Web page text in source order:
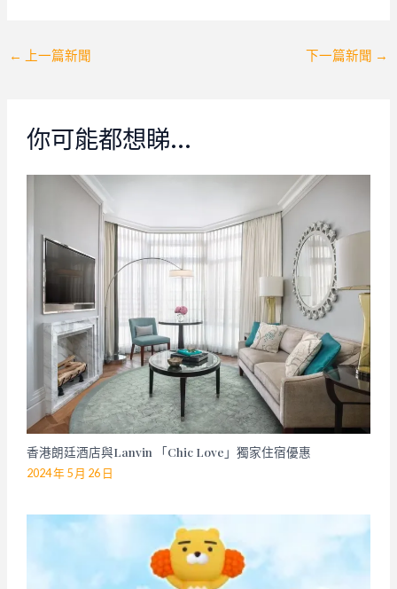
Post
← 上一篇新聞 下一篇新聞 →
你可能都想睇…
香港朗廷酒店與Lanvin 「Chic Love」獨家住宿優惠
2024 年 5 月 26 日